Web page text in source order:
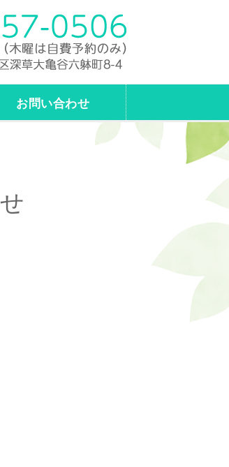
も対応｜友田治療院｜
お問い合わせ